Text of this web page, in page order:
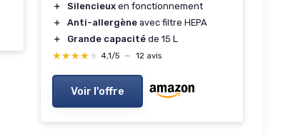
＋
Silencieux en fonctionnement
＋
Anti-allergène avec filtre HEPA
＋
Grande capacité de 15 L
★★★★★
★★★★★ 4,1/5 — 12 avis
Voir l'offre